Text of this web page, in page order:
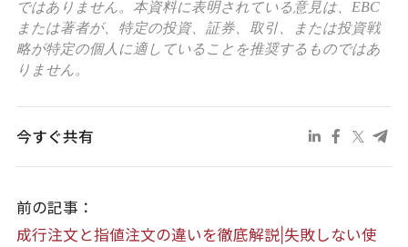
ではありません。本資料に表明されている意見は、EBC
または著者が、特定の投資、証券、取引、または投資戦
略が特定の個人に適していることを推奨するものではあ
りません。
今すぐ共有
前の記事：
成行注文と指値注文の違いを徹底解説|失敗しない使